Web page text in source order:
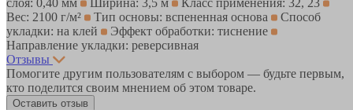
Вес: 2100 г/м²
Тип основы: вспененная основа
Способ
укладки: на клей
Эффект обработки: тиснение
Направление укладки: реверсивная
Отзывы
Помогите другим пользователям с выбором — будьте первым,
кто поделится своим мнением об этом товаре.
Оставить отзыв